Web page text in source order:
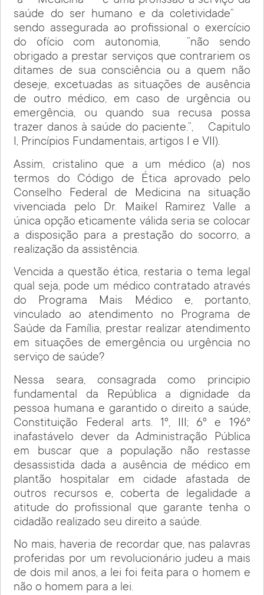
saúde do ser humano e da coletividade”
sendo assegurada ao profissional o exercício
do ofício com autonomia, ”não sendo
obrigado a prestar serviços que contrariem os
ditames de sua consciência ou a quem não
deseje, excetuadas as situações de ausência
de outro médico, em caso de urgência ou
emergência, ou quando sua recusa possa
trazer danos à saúde do paciente.”, Capitulo
I, Princípios Fundamentais, artigos I e VII).
Assim, cristalino que a um médico (a) nos
termos do Código de Ética aprovado pelo
Conselho Federal de Medicina na situação
vivenciada pelo Dr. Maikel Ramirez Valle a
única opção eticamente válida seria se colocar
a disposição para a prestação do socorro, a
realização da assistência.
Vencida a questão ética, restaria o tema legal
qual seja, pode um médico contratado através
do Programa Mais Médico e, portanto,
vinculado ao atendimento no Programa de
Saúde da Família, prestar realizar atendimento
em situações de emergência ou urgência no
serviço de saúde?
Nessa seara, consagrada como principio
fundamental da República a dignidade da
pessoa humana e garantido o direito a saúde,
Constituição Federal arts. 1º, III; 6º e 196º
inafastávelo dever da Administração Pública
em buscar que a população não restasse
desassistida dada a ausência de médico em
plantão hospitalar em cidade afastada de
outros recursos e, coberta de legalidade a
atitude do profissional que garante tenha o
cidadão realizado seu direito a saúde.
No mais, haveria de recordar que, nas palavras
proferidas por um revolucionário judeu a mais
de dois mil anos, a lei foi feita para o homem e
não o homem para a lei.